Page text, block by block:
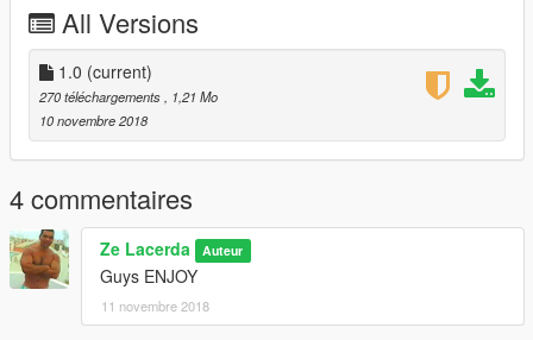
All Versions
1.0 (current)
270 téléchargements, 1,21 Mo
10 novembre 2018
4 commentaires
Ze Lacerda Auteur
Guys ENJOY
11 novembre 2018